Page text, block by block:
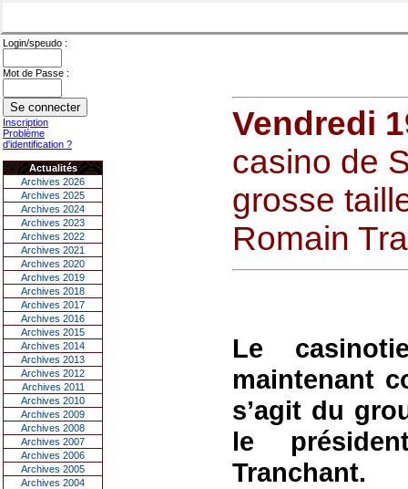
Login/speudo :
Mot de Passe :
Inscription
Problème
d'identification ?
Actualités
Archives 2026
Archives 2025
Archives 2024
Archives 2023
Archives 2022
Archives 2021
Archives 2020
Archives 2019
Archives 2018
Archives 2017
Archives 2016
Archives 2015
Archives 2014
Archives 2013
Archives 2012
Archives 2011
Archives 2010
Archives 2009
Archives 2008
Archives 2007
Archives 2006
Archives 2005
Archives 2004
Vendredi
casino de
grosse
Romain
Le
maintenant
s’agit du
le
Tranchant.